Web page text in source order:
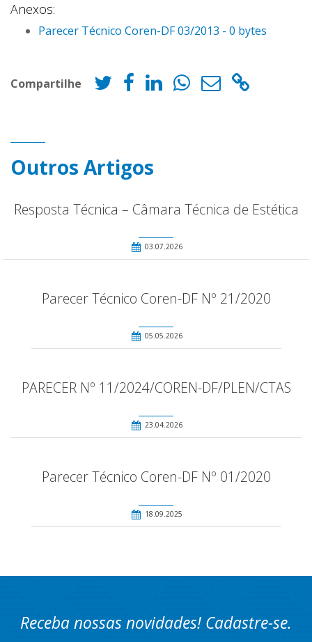
Anexos:
Parecer Técnico Coren-DF 03/2013 - 0 bytes
Compartilhe
Outros Artigos
Resposta Técnica – Câmara Técnica de Estética
03.07.2026
Parecer Técnico Coren-DF Nº 21/2020
05.05.2026
PARECER Nº 11/2024/COREN-DF/PLEN/CTAS
23.04.2026
Parecer Técnico Coren-DF Nº 01/2020
18.09.2025
Receba nossas novidades! Cadastre-se.